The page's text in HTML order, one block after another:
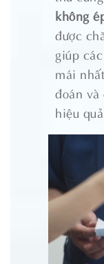
không
được
giúp
mái
đoán
hiệu